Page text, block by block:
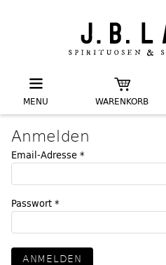
MENU WARENKORB
Anmelden
Email-Adresse *
Passwort *